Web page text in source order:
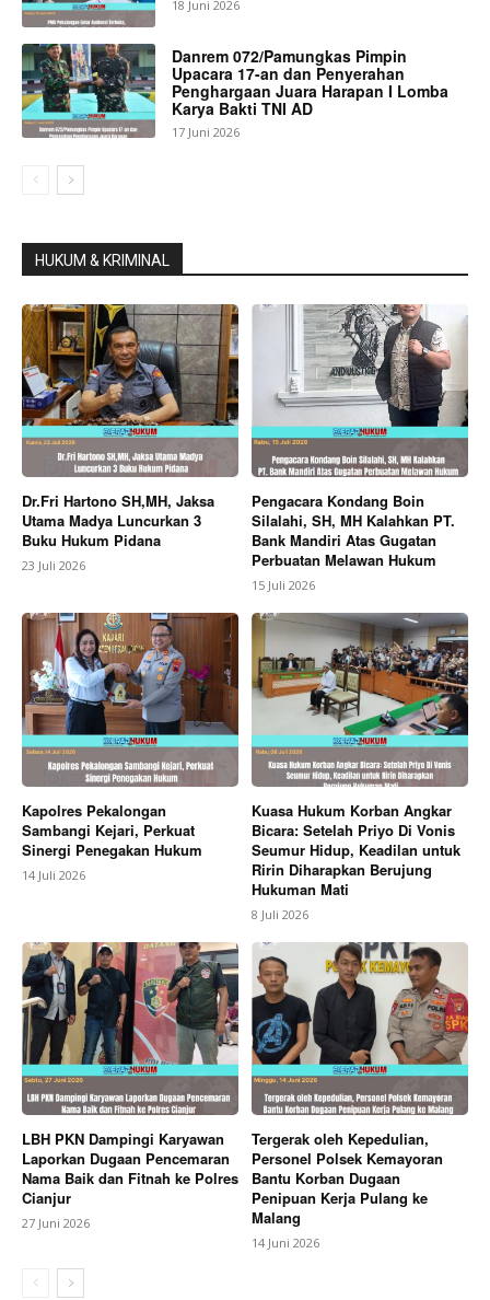
18 Juni 2026
Danrem 072/Pamungkas Pimpin
Upacara 17-an dan Penyerahan
Penghargaan Juara Harapan I Lomba
Karya Bakti TNI AD
17 Juni 2026
HUKUM & KRIMINAL
Dr.Fri Hartono SH,MH, Jaksa
Utama Madya Luncurkan 3
Buku Hukum Pidana
23 Juli 2026
Pengacara Kondang Boin
Silalahi, SH, MH Kalahkan PT.
Bank Mandiri Atas Gugatan
Perbuatan Melawan Hukum
15 Juli 2026
Kapolres Pekalongan
Sambangi Kejari, Perkuat
Sinergi Penegakan Hukum
14 Juli 2026
Kuasa Hukum Korban Angkar
Bicara: Setelah Priyo Di Vonis
Seumur Hidup, Keadilan untuk
Ririn Diharapkan Berujung
Hukuman Mati
8 Juli 2026
LBH PKN Dampingi Karyawan
Laporkan Dugaan Pencemaran
Nama Baik dan Fitnah ke Polres
Cianjur
27 Juni 2026
Tergerak oleh Kepedulian,
Personel Polsek Kemayoran
Bantu Korban Dugaan
Penipuan Kerja Pulang ke
Malang
14 Juni 2026